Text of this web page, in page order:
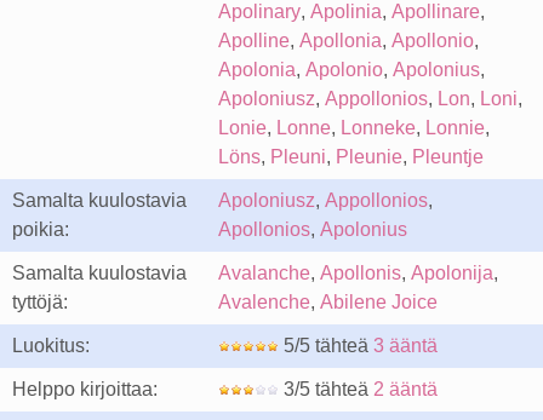
Apolinary, Apolinia, Apollinare,
Apolline, Apollonia, Apollonio,
Apolonia, Apolonio, Apolonius,
Apoloniusz, Appollonios, Lon, Loni,
Lonie, Lonne, Lonneke, Lonnie,
Löns, Pleuni, Pleunie, Pleuntje
Samalta kuulostavia
poikia:
Apoloniusz, Appollonios,
Apollonios, Apolonius
Samalta kuulostavia
tyttöjä:
Avalanche, Apollonis, Apolonija,
Avalenche, Abilene Joice
Luokitus: 5/5 tähteä 3 ääntä
Helppo kirjoittaa: 3/5 tähteä 2 ääntä